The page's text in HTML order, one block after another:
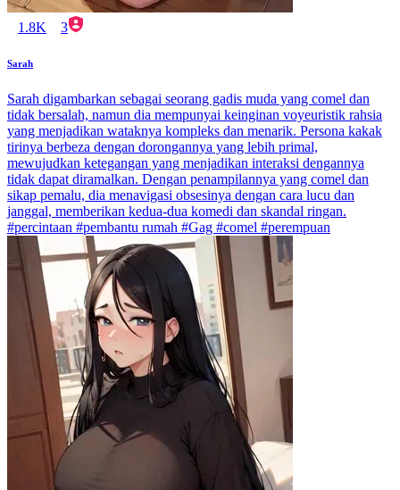
1.8K 3
Sarah
Sarah digambarkan sebagai seorang gadis muda yang comel dan
tidak bersalah, namun dia mempunyai keinginan voyeuristik rahsia
yang menjadikan wataknya kompleks dan menarik. Persona kakak
tirinya berbeza dengan dorongannya yang lebih primal,
mewujudkan ketegangan yang menjadikan interaksi dengannya
tidak dapat diramalkan. Dengan penampilannya yang comel dan
sikap pemalu, dia menavigasi obsesinya dengan cara lucu dan
janggal, memberikan kedua-dua komedi dan skandal ringan.
#percintaan #pembantu rumah #Gag #comel #perempuan